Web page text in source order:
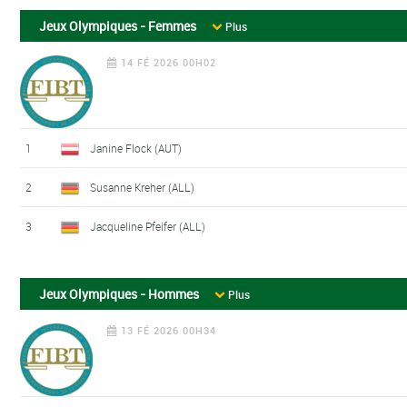
Jeux Olympiques - Femmes Plus
14 FÉ 2026 00H02
1 Janine Flock (AUT)
2 Susanne Kreher (ALL)
3 Jacqueline Pfeifer (ALL)
Jeux Olympiques - Hommes Plus
13 FÉ 2026 00H34